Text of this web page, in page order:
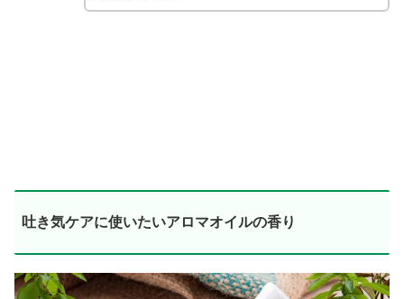
吐き気ケアに使いたいアロマオイルの香り